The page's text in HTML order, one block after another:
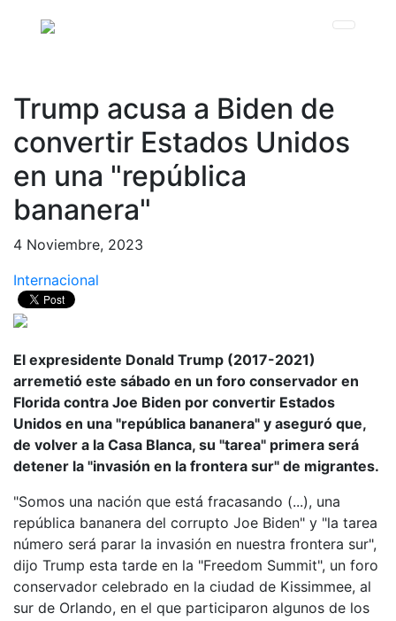
Trump acusa a Biden de
convertir Estados Unidos
en una "república
bananera"
4 Noviembre, 2023
Internacional
El expresidente Donald Trump (2017-2021)
arremetió este sábado en un foro conservador en
Florida contra Joe Biden por convertir Estados
Unidos en una "república bananera" y aseguró que,
de volver a la Casa Blanca, su "tarea" primera será
detener la "invasión en la frontera sur" de migrantes.
"Somos una nación que está fracasando (...), una
república bananera del corrupto Joe Biden" y "la tarea
número será parar la invasión en nuestra frontera sur",
dijo Trump esta tarde en la "Freedom Summit", un foro
conservador celebrado en la ciudad de Kissimmee, al
sur de Orlando, en el que participaron algunos de los